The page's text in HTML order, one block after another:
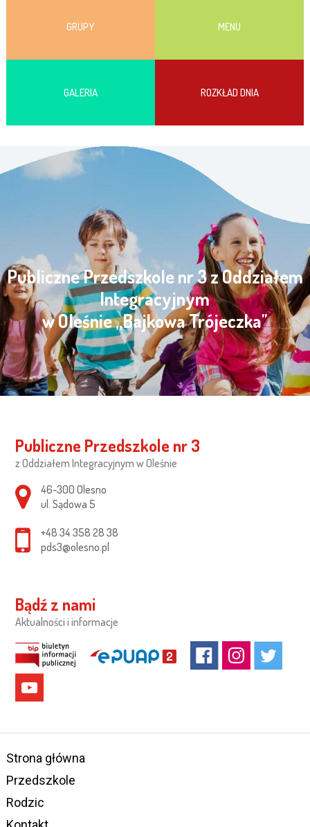
GRUPY MENU
GALERIA ROZKŁAD DNIA
Publiczne Przedszkole nr 3 z Oddziałem
Integracyjnym
w Oleśnie „Bajkowa Trójeczka"
Publiczne Przedszkole nr 3
z Oddziałem Integracyjnym w Oleśnie
Adres pocztowy:
46-300 Olesno
ul. Sądowa 5
+48 34 358 28 38
pds3@olesno.pl
Bądź z nami
Aktualności i informacje
Strona główna
Przedszkole
Rodzic